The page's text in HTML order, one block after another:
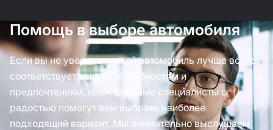
Помощь в выборе автомобиля
Если вы не уверены, какой автомобиль лучше всего
соответствует вашим потребностям и
предпочтениям, наши опытные специалисты с
радостью помогут вам выбрать наиболее
подходящий вариант. Мы внимательно выслушаем